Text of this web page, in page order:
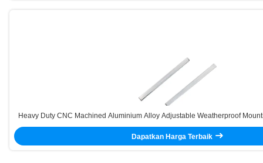
Heavy Duty CNC Machined Aluminium Alloy Adjustable Weatherproof
Storage Systems
Dapatkan Harga Terbaik